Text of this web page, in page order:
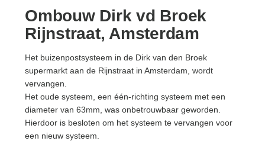
Ombouw Dirk vd Broek
Rijnstraat, Amsterdam
Het buizenpostsysteem in de Dirk van den Broek
supermarkt aan de Rijnstraat in Amsterdam, wordt
vervangen.
Het oude systeem, een één-richting systeem met een
diameter van 63mm, was onbetrouwbaar geworden.
Hierdoor is besloten om het systeem te vervangen voor
een nieuw systeem.